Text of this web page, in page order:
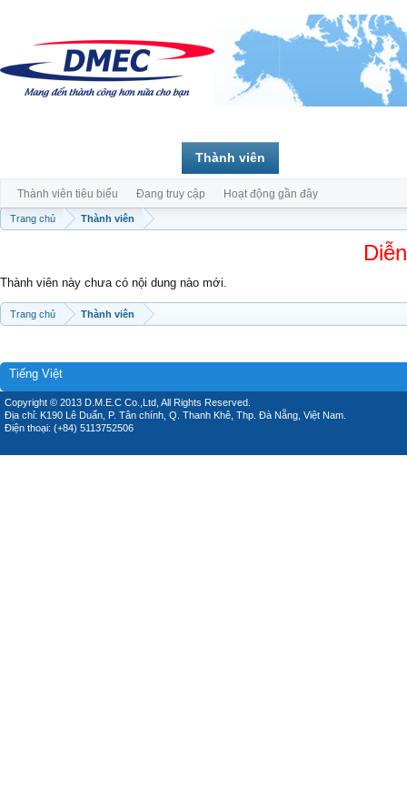
Trang chủ Thành viên
Thành viên này chưa có nội dung nào mới.
Trang chủ Thành viên
Thành viên
Thành viên tiêu biểu Đang truy cập Hoạt động gần đây
Tiếng Việt
Copyright © 2013 D.M.E.C Co.,Ltd, All Rights Reserved.
Địa chỉ: K190 Lê Duẩn, P. Tân chính, Q. Thanh Khê, Thp. Đà Nẵng, Việt Nam.
Điện thoại: (+84) 5113752506